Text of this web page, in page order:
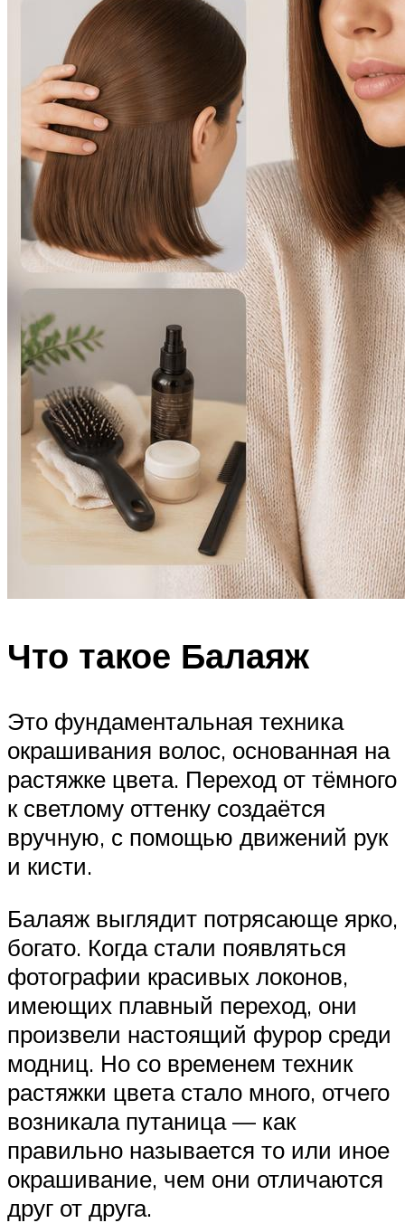
Что такое Балаяж
Это фундаментальная техника
окрашивания волос, основанная на
растяжке цвета. Переход от тёмного
к светлому оттенку создаётся
вручную, с помощью движений рук
и кисти.
Балаяж выглядит потрясающе ярко,
богато. Когда стали появляться
фотографии красивых локонов,
имеющих плавный переход, они
произвели настоящий фурор среди
модниц. Но со временем техник
растяжки цвета стало много, отчего
возникала путаница — как
правильно называется то или иное
окрашивание, чем они отличаются
друг от друга.